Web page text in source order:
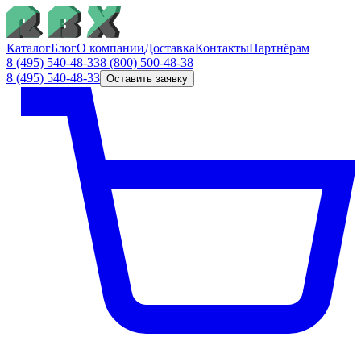
КаталогБлогО компанииДоставкаКонтактыПартнёрам
8 (495) 540-48-338 (800) 500-48-38
8 (495) 540-48-33 Оставить заявку